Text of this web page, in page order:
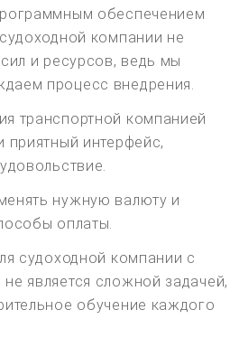
обеспечением
компании не
и ресурсов, ведь мы
процесс внедрения.
транспортной компанией
приятный интерфейс,
нужную валюту и
оплаты.
судоходной компании с
является сложной задачей,
обучение каждого